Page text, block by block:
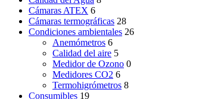
Cámaras ATEX 6
Cámaras termográficas 28
Condiciones ambientales 26
Anemómetros 6
Calidad del aire 5
Medidor de Ozono 0
Medidores CO2 6
Termohigrómetros 8
Consumibles 19